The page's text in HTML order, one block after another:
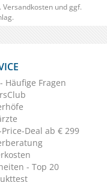
Versandkosten und ggf.
Häufige Fragen
Price-Deal ab € 299
- Top 20